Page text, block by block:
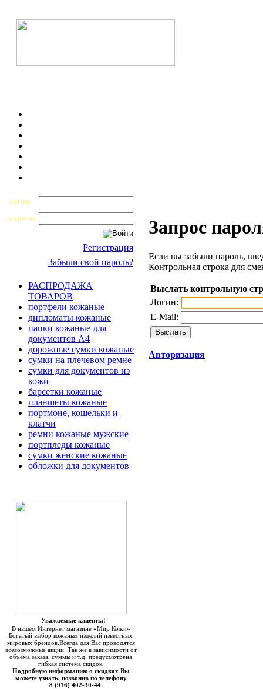
логин
пароль
Регистрация
Забыли свой пароль?
РАСПРОДАЖА
ТОВАРОВ
портфели кожаные
дипломаты кожаные
папки кожаные для
документов А4
дорожные сумки кожаные
сумки на плечевом ремне
сумки для документов из
кожи
барсетки кожаные
планшеты кожаные
портмоне, кошельки и
клатчи
ремни кожаные мужские
портпледы кожаные
сумки женские кожаные
обложки для документов
Уважаемые клиенты!
В нашем Интернет магазине «Мир Кожи»
Богатый выбор кожаных изделий известных
мировых брендов.Всегда для Вас проводятся
всевозможные акции. Так же в зависимости от
объема заказа, суммы и т.д. предусмотрена
гибкая система скидок.
Подробную информацию о скидках Вы
можете узнать, позвонив по телефону
8 (916) 402-30-44
Запрос
Если вы забыли пароль,
Контрольная строка для
Выслать контрольную
Логин:
E-Mail:
Авторизация